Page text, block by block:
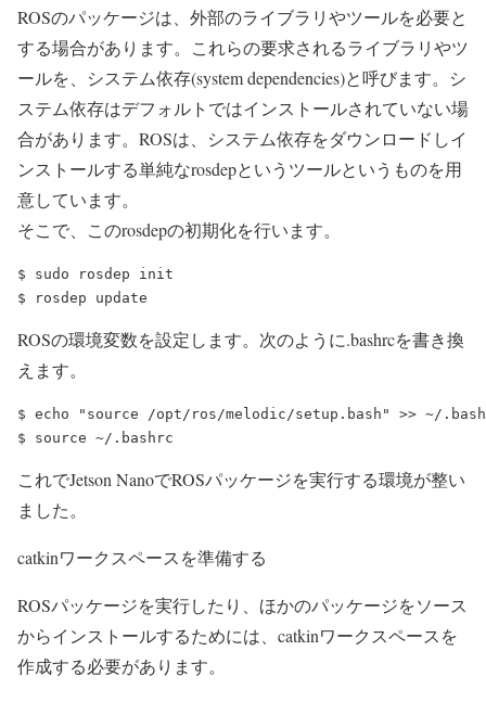
ROSのパッケージは、外部のライブラリやツールを必要と
する場合があります。これらの要求されるライブラリやツ
ールを、システム依存(system dependencies)と呼びます。シ
ステム依存はデフォルトではインストールされていない場
合があります。ROSは、システム依存をダウンロードしイ
ンストールする単純なrosdepというツールというものを用
意しています。
そこで、このrosdepの初期化を行います。
$ sudo rosdep init
ROSの環境変数を設定します。次のように.bashrcを書き換
えます。
$ echo "source /opt/ros/melodic/setup.bash" >> ~/
これでJetson NanoでROSパッケージを実行する環境が整い
ました。
catkinワークスペースを準備する
ROSパッケージを実行したり、ほかのパッケージをソース
からインストールするためには、catkinワークスペースを
作成する必要があります。